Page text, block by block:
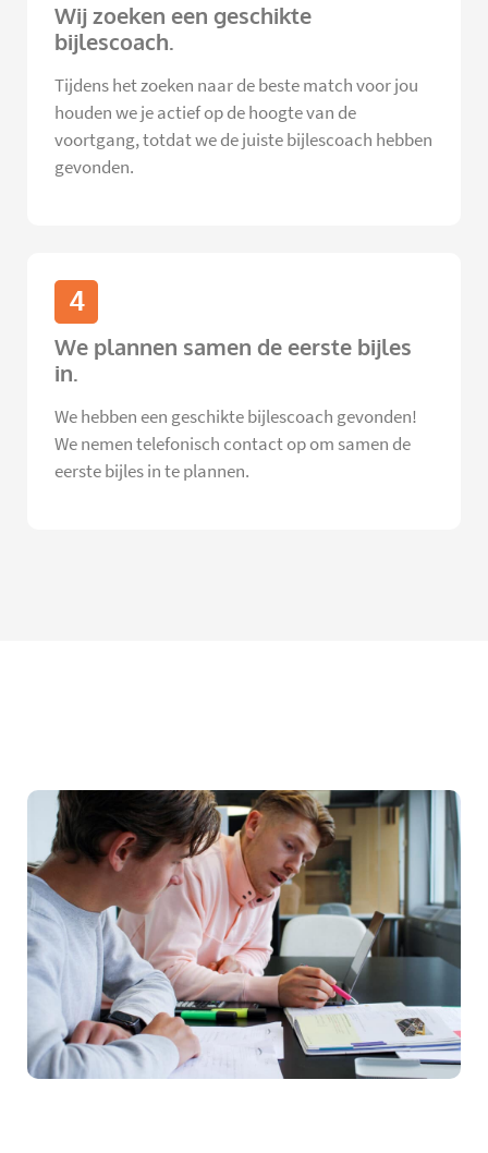
Wij zoeken een geschikte
bijlescoach.
Tijdens het zoeken naar de beste match voor jou
houden we je actief op de hoogte van de
voortgang, totdat we de juiste bijlescoach hebben
gevonden.
4
We plannen samen de eerste bijles
in.
We hebben een geschikte bijlescoach gevonden!
We nemen telefonisch contact op om samen de
eerste bijles in te plannen.